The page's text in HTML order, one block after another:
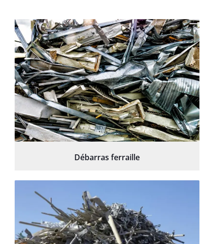
Débarras ferraille